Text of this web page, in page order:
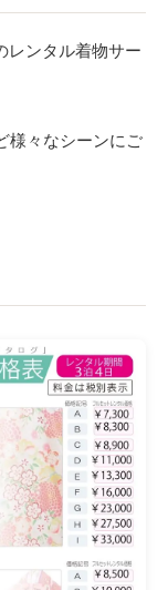
レンタル着物サー
様々なシーンにご